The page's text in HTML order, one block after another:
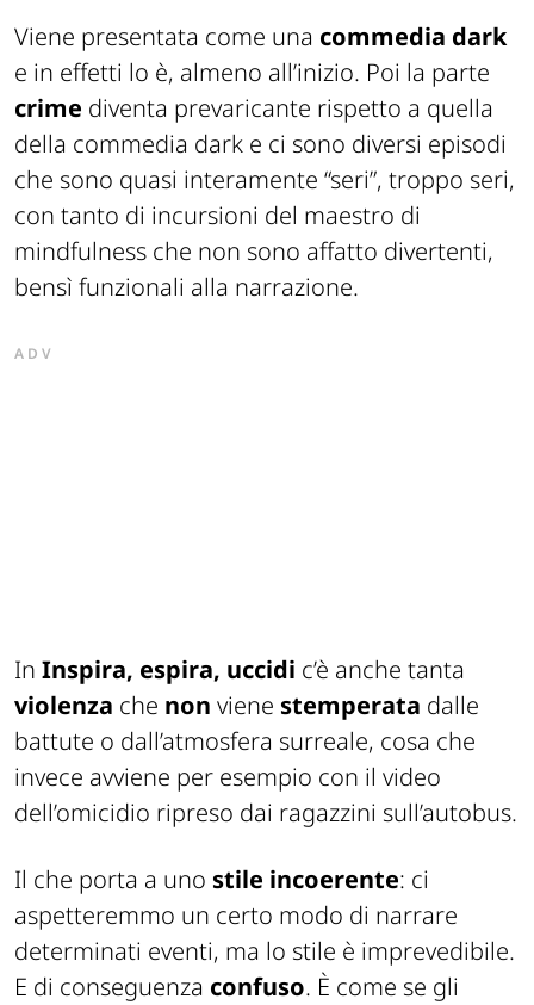
Viene presentata come una commedia dark
e in effetti lo è, almeno all’inizio. Poi la parte
crime diventa prevaricante rispetto a quella
della commedia dark e ci sono diversi episodi
che sono quasi interamente “seri”, troppo seri,
con tanto di incursioni del maestro di
mindfulness che non sono affatto divertenti,
bensì funzionali alla narrazione.
ADV
In Inspira, espira, uccidi c’è anche tanta
violenza che non viene stemperata dalle
battute o dall’atmosfera surreale, cosa che
invece avviene per esempio con il video
dell’omicidio ripreso dai ragazzini sull’autobus.
Il che porta a uno stile incoerente: ci
aspetteremmo un certo modo di narrare
determinati eventi, ma lo stile è imprevedibile.
E di conseguenza confuso. È come se gli